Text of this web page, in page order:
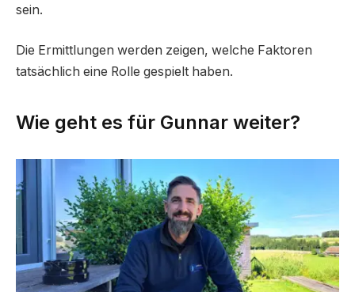
sein.
Die Ermittlungen werden zeigen, welche Faktoren
tatsächlich eine Rolle gespielt haben.
Wie geht es für Gunnar weiter?